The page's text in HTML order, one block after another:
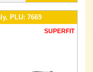
PLU: 7669
SUPERFIT